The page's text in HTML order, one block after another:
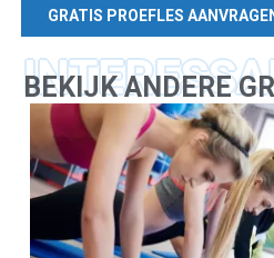
GRATIS PROEFLES
BEKIJK ANDERE